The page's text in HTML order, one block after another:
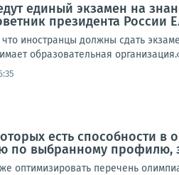
единый экзамен на
президента России
иностранцы должны сдать
образовательная
есть способности
по выбранному профилю,
оптимизировать перечень